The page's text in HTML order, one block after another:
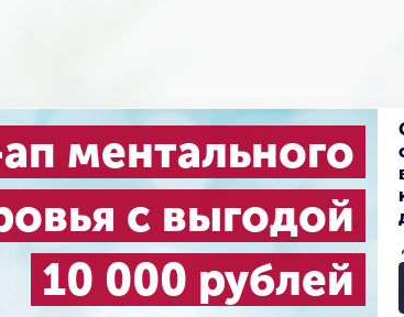
где бы вы ни
ментального
с выгодой
10 000 рублей